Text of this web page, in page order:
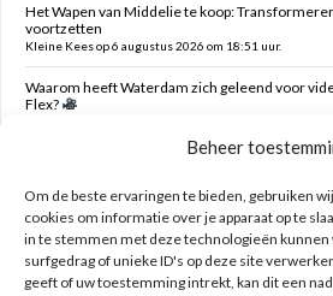
Beheer
Om de beste ervaringen te bieden, gebruiken
cookies om informatie over je apparaat op te
in te stemmen met deze technologieën kunnen
surfgedrag of unieke ID's op deze site
geeft of uw toestemming intrekt, kan dit een
Het Wapen van Middelie te koop:
voortzetten
Kleine Kees op 6 augustus 2026 om 18:51 uur.
Waarom heeft Waterdam zich geleend voor
Flex?
Verzoek verwijderen campers Ambachtstraat
Zoeken op deze site